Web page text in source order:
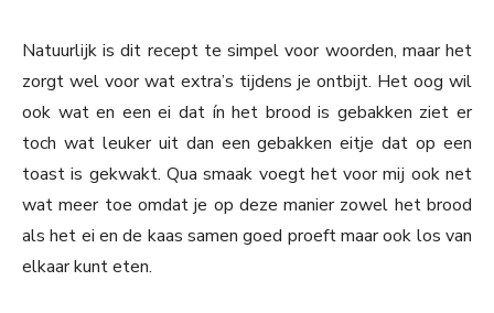
Natuurlijk is dit recept te simpel voor woorden, maar het
zorgt wel voor wat extra’s tijdens je ontbijt. Het oog wil
ook wat en een ei dat ín het brood is gebakken ziet er
toch wat leuker uit dan een gebakken eitje dat op een
toast is gekwakt. Qua smaak voegt het voor mij ook net
wat meer toe omdat je op deze manier zowel het brood
als het ei en de kaas samen goed proeft maar ook los van
elkaar kunt eten.